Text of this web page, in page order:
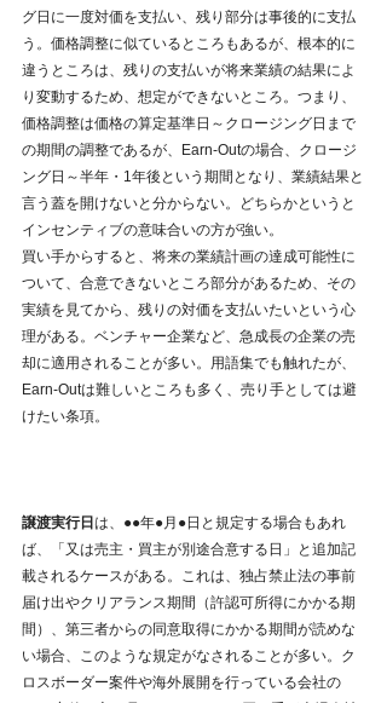
グ日に一度対価を支払い、残り部分は事後的に支払
う。価格調整に似ているところもあるが、根本的に
違うところは、残りの支払いが将来業績の結果によ
り変動するため、想定ができないところ。つまり、
価格調整は価格の算定基準日～クロージング日まで
の期間の調整であるが、Earn-Outの場合、クロージ
ング日～半年・1年後という期間となり、業績結果と
言う蓋を開けないと分からない。どちらかというと
インセンティブの意味合いの方が強い。
買い手からすると、将来の業績計画の達成可能性に
ついて、合意できないところ部分があるため、その
実績を見てから、残りの対価を支払いたいという心
理がある。ベンチャー企業など、急成長の企業の売
却に適用されることが多い。用語集でも触れたが、
Earn-Outは難しいところも多く、売り手としては避
けたい条項。
譲渡実行日は、●●年●月●日と規定する場合もあれ
ば、「又は売主・買主が別途合意する日」と追加記
載されるケースがある。これは、独占禁止法の事前
届け出やクリアランス期間（許認可所得にかかる期
間）、第三者からの同意取得にかかる期間が読めな
い場合、このような規定がなされることが多い。ク
ロスボーダー案件や海外展開を行っている会社の